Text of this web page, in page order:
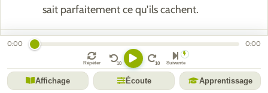
sait parfaitement ce qu'ils cachent.
Et tu verras beaucoup d'entre eux se précipiter
vers le péché et l'iniquité, et manger des gains
illicites. Comme est donc mauvais ce qu'ils
0:00 0:00
Suivante
Répéter
Affichage Écoute Apprentissage